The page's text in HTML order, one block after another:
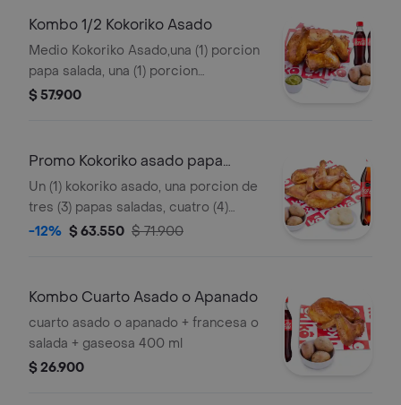
Kombo 1/2 Kokoriko Asado
Medio Kokoriko Asado,una (1) porcion
papa salada, una (1) porcion
guacamole y dos (2) Coca cola 400ml
$ 57.900
Promo Kokoriko asado papa
arepa y Coca
Un (1) kokoriko asado, una porcion de
tres (3) papas saladas, cuatro (4)
arepas, 3 und de aji y una (1) Coca
-12% $ 63.550 $ 71.900
Kombo Cuarto Asado o Apanado
cuarto asado o apanado + francesa o
salada + gaseosa 400 ml
$ 26.900